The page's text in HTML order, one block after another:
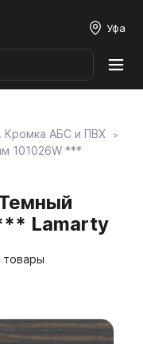
Уфа
Кромка АБС и ПВХ
101026W ***
Lamarty